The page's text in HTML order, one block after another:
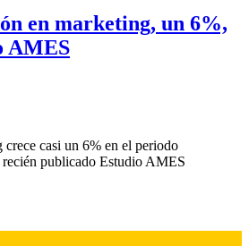
en marketing, un 6%,
AMES
casi un 6% en el periodo
publicado Estudio AMES